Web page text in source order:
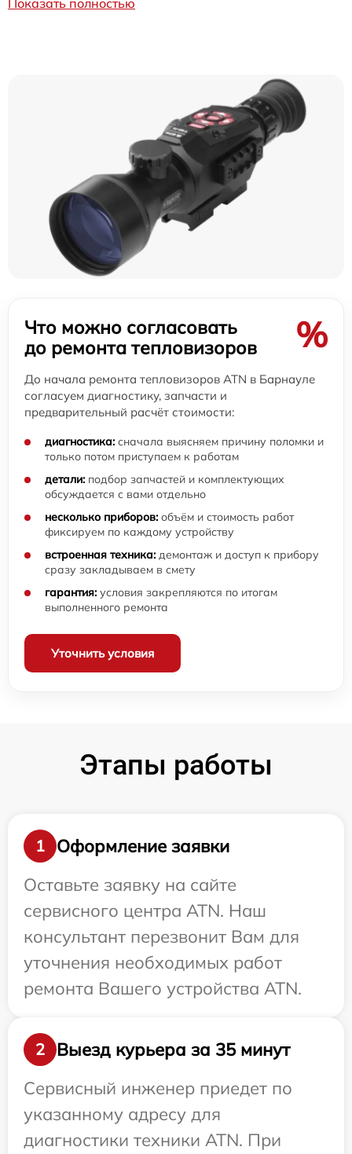
Показать полностью
Что можно согласовать
до ремонта тепловизоров
%
До начала ремонта тепловизоров ATN в Барнауле
согласуем диагностику, запчасти и
предварительный расчёт стоимости:
диагностика: сначала выясняем причину поломки и
только потом приступаем к работам
детали: подбор запчастей и комплектующих
обсуждается с вами отдельно
несколько приборов: объём и стоимость работ
фиксируем по каждому устройству
встроенная техника: демонтаж и доступ к прибору
сразу закладываем в смету
гарантия: условия закрепляются по итогам
выполненного ремонта
Уточнить условия
Этапы работы
1
Оформление заявки
Оставьте заявку на сайте
сервисного центра ATN. Наш
консультант перезвонит Вам для
уточнения необходимых работ
ремонта Вашего устройства ATN.
2
Выезд курьера за 35 минут
Сервисный инженер приедет по
указанному адресу для
диагностики техники ATN. При